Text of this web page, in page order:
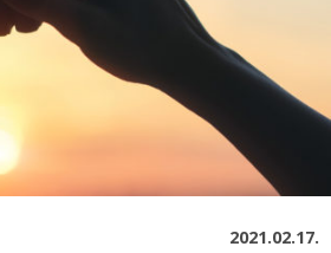
2021.02.17.